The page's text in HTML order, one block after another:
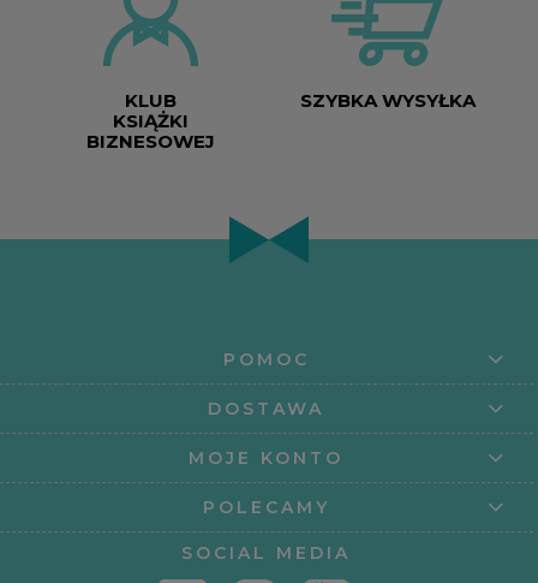
KLUB
KSIĄŻKI
BIZNESOWEJ
SZYBKA WYSYŁKA
POMOC
DOSTAWA
MOJE KONTO
POLECAMY
SOCIAL MEDIA